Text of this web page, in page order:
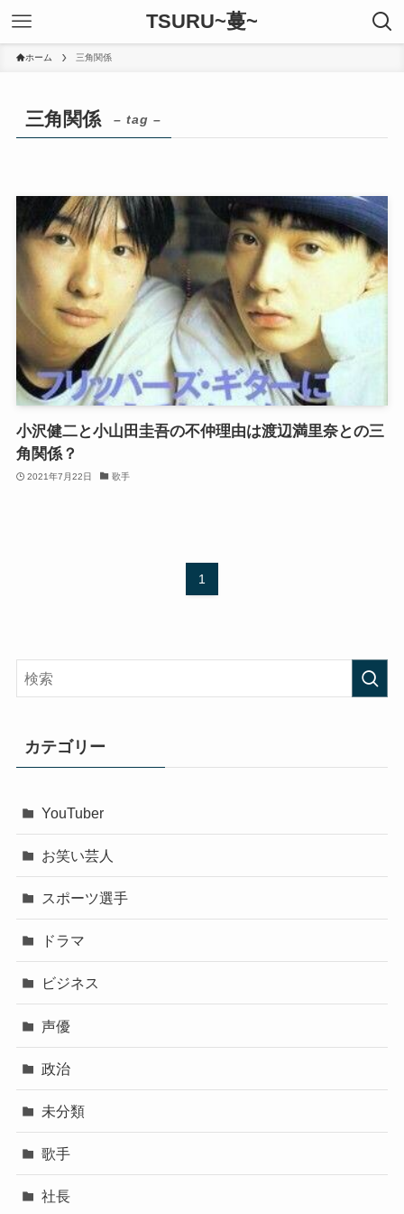
TSURU~蔓~
ホーム 三角関係
三角関係 – tag –
小沢健二と小山田圭吾の不仲理由は渡辺満里奈との三
角関係？
2021年7月22日 歌手
1
カテゴリー